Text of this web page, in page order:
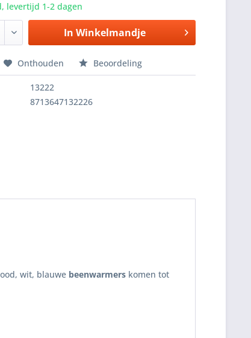
levertijd 1-2 dagen
In Winkelmandje
Onthouden Beoordeling
13222
8713647132226
wit, blauwe beenwarmers komen tot